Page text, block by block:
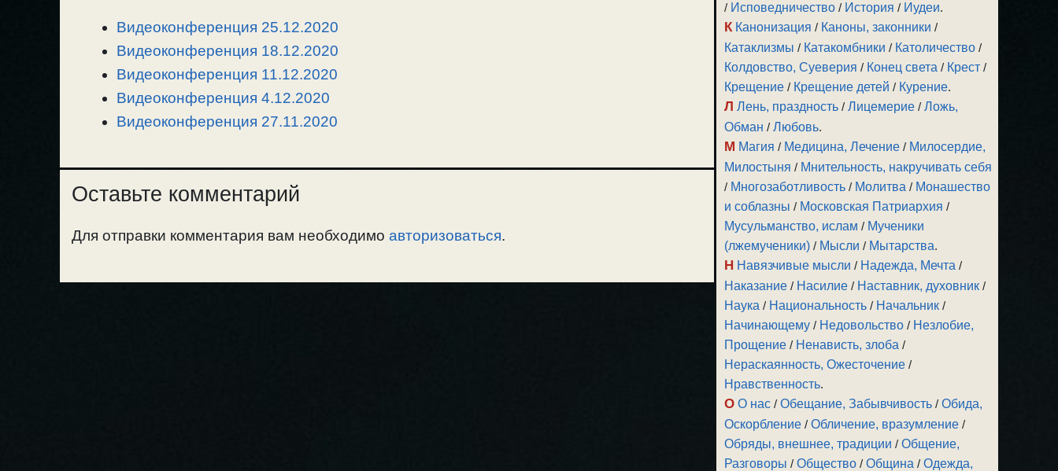
r
a
m
o
o
k
в
и
т
Видеоконференция 25.12.2020
Видеоконференция 18.12.2020
Видеоконференция 11.12.2020
Видеоконференция 4.12.2020
Видеоконференция 27.11.2020
Оставьте комментарий
Для отправки комментария вам необходимо авторизоваться.
/ Исповедничество / История / Иудеи.
К Канонизация / Каноны, законники /
Катаклизмы / Катакомбники / Католичество /
Колдовство, Суеверия / Конец света / Крест /
Крещение / Крещение детей / Курение.
Л Лень, праздность /Лицемерие /Ложь,
Обман /Любовь.
М Магия / Медицина, Лечение / Милосердие,
Милостыня / Мнительность, накручивать себя
/ Многозаботливость / Молитва / Монашество
и соблазны / Московская Патриархия /
Мусульманство, ислам / Мученики
(лжемученики) / Мысли / Мытарства.
Н Навязчивые мысли / Надежда, Мечта /
Наказание / Насилие / Наставник, духовник /
Наука / Национальность / Начальник /
Начинающему / Недовольство / Незлобие,
Прощение / Ненависть, злоба /
Нераскаянность, Ожесточение /
Нравственность.
О О нас /Обещание, Забывчивость /Обида,
Оскорбление /Обличение, вразумление /
Обряды, внешнее, традиции /Общение,
Разговоры /Общество /Община /Одежда,